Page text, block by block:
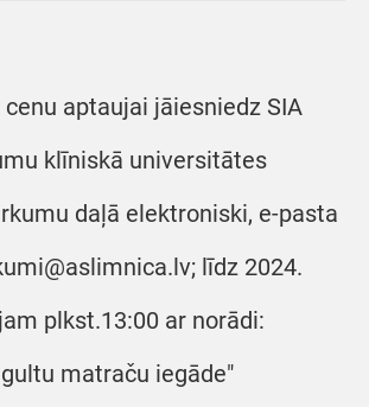
aptaujai jāiesniedz SIA
klīniskā universitātes
daļā elektroniski, e-pasta
līdz 2024.
plkst.13:00 ar norādi:
matraču iegāde"